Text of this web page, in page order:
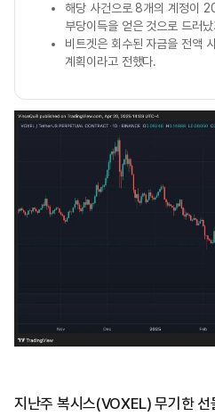
해당 사건으로 8개의 계정이
부당이득을 얻은 것으로 드러
비트겟은 회수된 자금을 전액
계획이라고 전했다.
지난주 복시스(VOXEL) 무기한